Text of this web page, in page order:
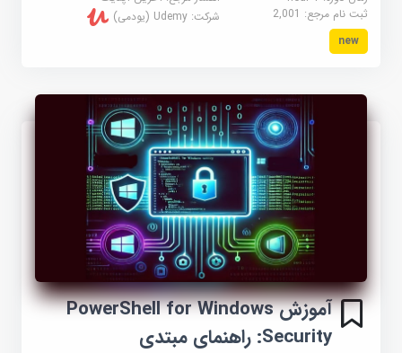
ثبت نام مرجع:2,001 شرکت:Udemy (یودمی)
new
آموزش PowerShell for Windows
Security: راهنمای مبتدی